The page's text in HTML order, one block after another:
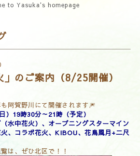
to Yasuka's homepage
」のご案内（8/25開催）
阿賀野川にて開催されます🎆
）19時30分～21時（予定）
水中花火）、オープニングスターマイン
ボ花火、KIBOU、花鳥風月+二尺
は、ぜひ北区で！！